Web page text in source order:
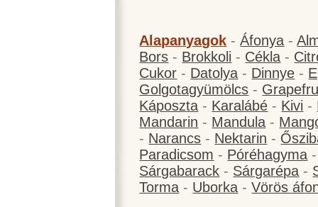
Alapanyagok -Áfonya -
Bors - Brokkoli - Cékla -
Cukor - Datolya - Dinnye -
Golgotagyümölcs -
Káposzta - Karalábé - Kivi -
Mandarin - Mandula -
- Narancs - Nektarin -
Paradicsom - Póréhagyma
Sárgabarack - Sárgarépa -
Torma - Uborka -Vörös